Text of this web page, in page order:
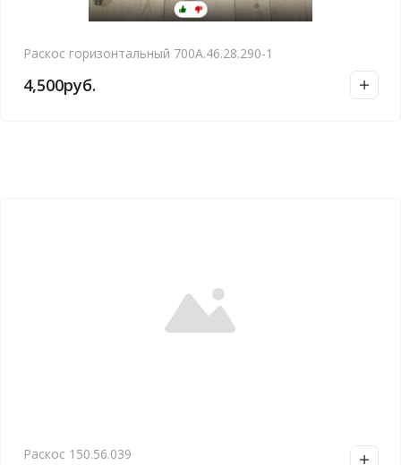
Раскос горизонтальный 700А.46.28.290-1
4,500руб.
Раскос 150.56.039